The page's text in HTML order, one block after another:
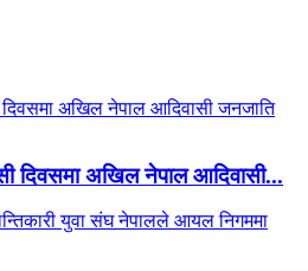
दिवसमा अखिल नेपाल आदिवासी...